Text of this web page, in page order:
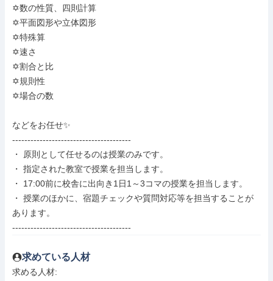
✡️数の性質、四則計算
✡️平面図形や立体図形
✡️特殊算
✡️速さ
✡️割合と比
✡️規則性
✡️場合の数
などをお任せ✨
---------------------------------------
・ 原則として任せるのは授業のみです。
・ 指定された教室で授業を担当します。
・ 17:00前に校舎に出向き1日1～3コマの授業を担当します。
・ 授業のほかに、宿題チェックや質問対応等を担当することが
あります。
---------------------------------------
求めている人材
求める人材: